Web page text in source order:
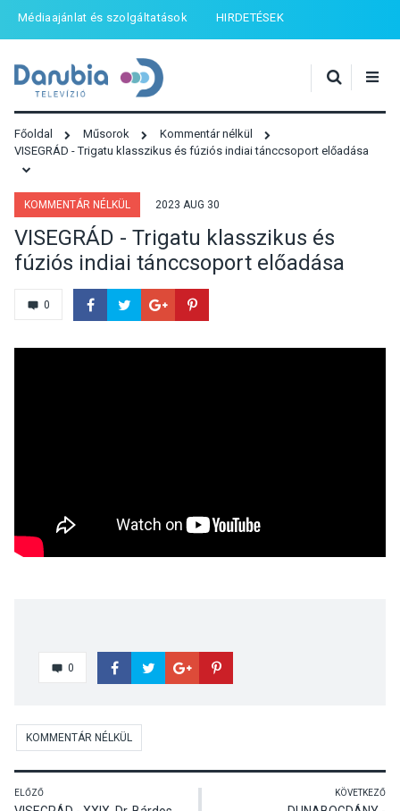
Médiaajánlat és szolgáltatások HIRDETÉSEK
Főoldal Műsorok
Kommentár nélkül
VISEGRÁD - Trigatu klasszikus és fúziós indiai tánccsoport előadása
KOMMENTÁR NÉLKÜL 2023 AUG 30
VISEGRÁD - Trigatu klasszikus és
fúziós indiai tánccsoport előadása
0
0
KOMMENTÁR NÉLKÜL
ELŐZŐ KÖVETKEZŐ